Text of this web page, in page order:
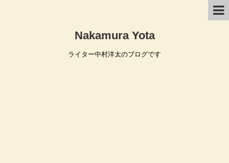
Nakamura Yota
ライター中村洋太のブログです